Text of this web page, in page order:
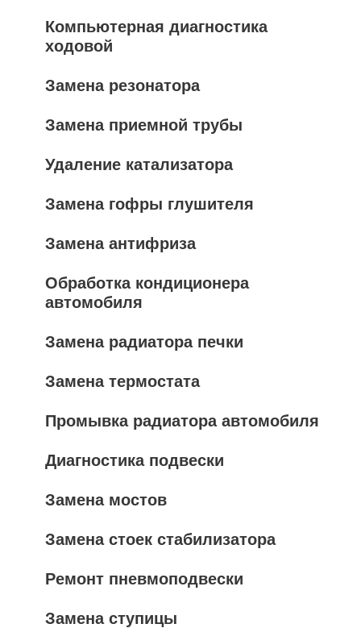
Компьютерная диагностика
ходовой
Замена резонатора
Замена приемной трубы
Удаление катализатора
Замена гофры глушителя
Замена антифриза
Обработка кондиционера
автомобиля
Замена радиатора печки
Замена термостата
Промывка радиатора автомобиля
Диагностика подвески
Замена мостов
Замена стоек стабилизатора
Ремонт пневмоподвески
Замена ступицы